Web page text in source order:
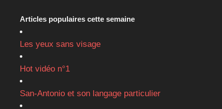
Articles populaires cette semaine
Les yeux sans visage
Hot vidéo n°1
San-Antonio et son langage particulier